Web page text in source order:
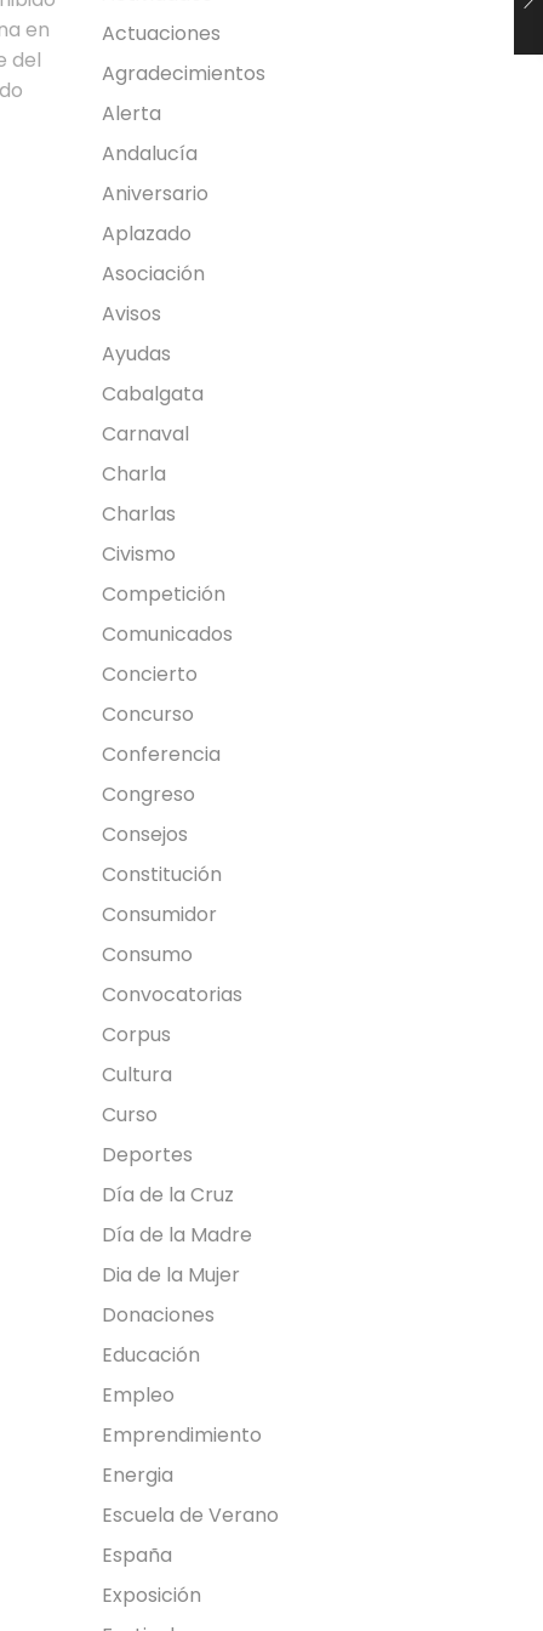
en
del
Actuaciones
Agradecimientos
Alerta
Andalucía
Aniversario
Aplazado
Asociación
Avisos
Ayudas
Cabalgata
Carnaval
Charla
Charlas
Civismo
Competición
Comunicados
Concierto
Concurso
Conferencia
Congreso
Consejos
Constitución
Consumidor
Consumo
Convocatorias
Corpus
Cultura
Curso
Deportes
Día de la Cruz
Día de la Madre
Dia de la Mujer
Donaciones
Educación
Empleo
Emprendimiento
Energia
Escuela de Verano
España
Exposición